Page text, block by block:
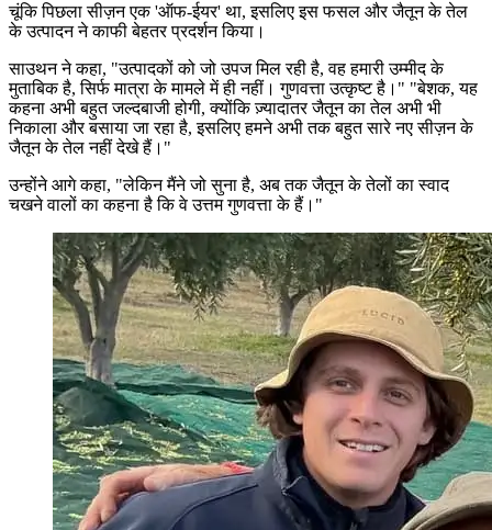
चूंकि पिछला सीज़न एक'ऑफ-ईयर' था, इसलिए इस फसल और जैतून के तेल
के उत्पादन ने काफी बेहतर प्रदर्शन किया।
साउथन ने कहा, "उत्पादकों को जो उपज मिल रही है, वह हमारी उम्मीद के
मुताबिक है, सिर्फ मात्रा के मामले में ही नहीं। गुणवत्ता उत्कृष्ट है। " "बेशक, यह
कहना अभी बहुत जल्दबाजी होगी, क्योंकि ज़्यादातर जैतून का तेल अभी भी
निकाला और बसाया जा रहा है, इसलिए हमने अभी तक बहुत सारे नए सीज़न के
जैतून के तेल नहीं देखे हैं।"
उन्होंने आगे कहा, "लेकिन मैंने जो सुना है, अब तक जैतून के तेलों का स्वाद
चखने वालों का कहना है कि वे उत्तम गुणवत्ता के हैं।"